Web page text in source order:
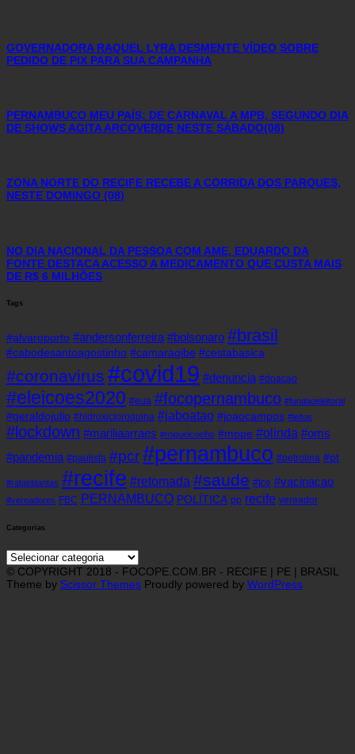
GOVERNADORA RAQUEL LYRA DESMENTE VÍDEO SOBRE
PEDIDO DE PIX PARA SUA CAMPANHA
PERNAMBUCO MEU PAÍS: DE CARNAVAL A MPB, SEGUNDO DIA
DE SHOWS AGITA ARCOVERDE NESTE SÁBADO(08)
ZONA NORTE DO RECIFE RECEBE A CORRIDA DOS PARQUES,
NESTE DOMINGO (08)
NO DIA NACIONAL DA PESSOA COM AME, EDUARDO DA
FONTE DESTACA ACESSO A MEDICAMENTO QUE CUSTA MAIS
DE R$ 6 MILHÕES
Tags
#alvaroporto #andersonferreira #bolsonaro #brasil
#cabodesantoagostinho #camaragibe #cestabasica
#coronavirus #covid19 #denuncia #doacao
#eleicoes2020 #eua #focopernambuco #fundaoeleitoral
#geraldojulio #hidroxicloroquina #jaboatao #joaocampos #leitos
#lockdown #mariliaarraes #miguelcoelho #mppe #olinda #oms
#pandemia #paulista #pcr#pernambuco #petrolina #pt
#rafaeldantas #recife #retomada #saude #tce #vacinacao
#vereadores FBC PERNAMBUCO POLÍTICA pp recife vereador
Categorias
Categorias
© COPYRIGHT 2018 - FOCOPE.COM.BR - RECIFE | PE | BRASIL
Theme by Scissor Themes Proudly powered by WordPress